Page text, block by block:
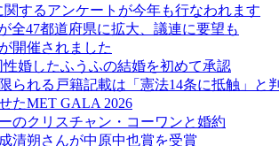
するアンケートが今年も行なわれます
全47都道府県に拡大、議連に要望も
開催されました
婚したふうふの結婚を初めて承認
られる戸籍記載は「憲法14条に抵触」と
たMET GALA 2026
のクリスチャン・コーワンと婚約
清朔さんが中原中也賞を受賞